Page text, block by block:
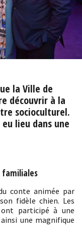
la Ville de
découvrir à la
socioculturel.
lieu dans une
familiales
conte animée par
fidèle chien. Les
participé à une
une magnifique